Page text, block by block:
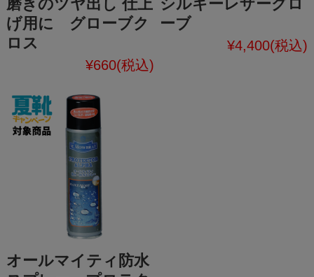
磨きのツヤ出し 仕上
げ用に グローブク
ロス
¥660(税込)
シルキーレザーグロ
ーブ
¥4,400(税込)
オールマイティ防水